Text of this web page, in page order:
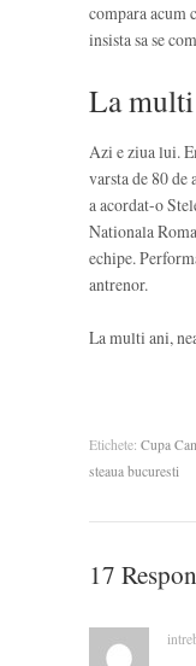
compara acum
insista sa se
La
Azi e ziua lui.
varsta de 80 de
a acordat-o
Nationala
echipe.
antrenor.
La multi ani,
Etichete: Cupa
steaua bucuresti
17